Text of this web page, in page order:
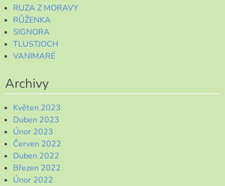
RUZA Z MORAVY
RŮŽENKA
SIGNORA
TLUSTJOCH
VANIMARÉ
Archivy
Květen 2023
Duben 2023
Únor 2023
Červen 2022
Duben 2022
Březen 2022
Únor 2022